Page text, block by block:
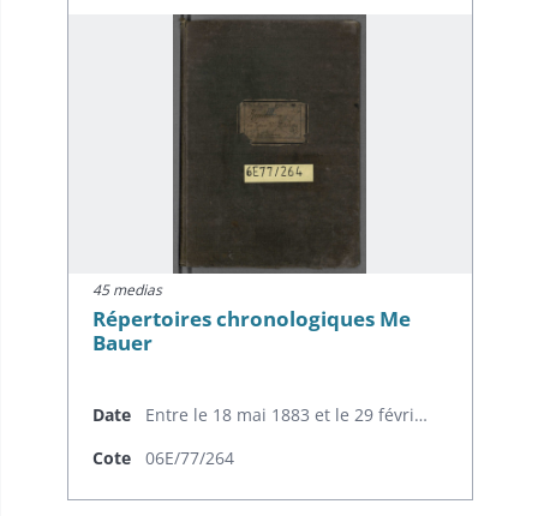
45 medias
Répertoires chronologiques Me
Bauer
Date
Entre le 18 mai 1883 et le 29 février 1888
Cote
06E/77/264